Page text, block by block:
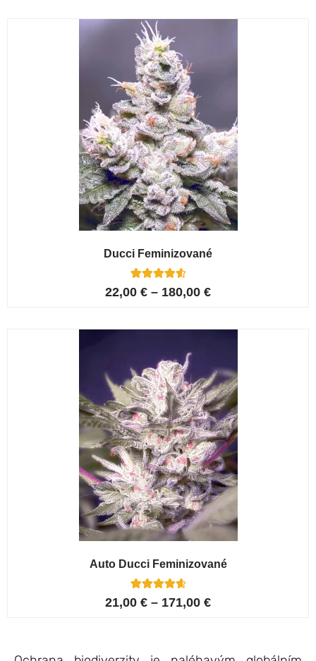
hodnocení
zákazníků
Ducci Feminizované
Hodnoceno
4.67
6
hodnocení
22,00 € – 180,00 €
Auto Ducci Feminizované
Hodnoceno
4.75
4
21,00 € – 171,00 €